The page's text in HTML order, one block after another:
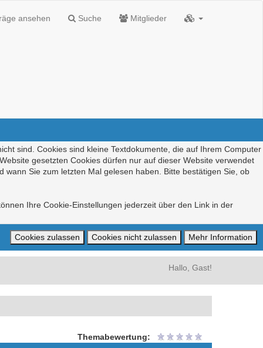
ansehen Suche Mitglieder
sind. Cookies sind kleine Textdokumente, die auf Ihrem Computer
gesetzten Cookies dürfen nur auf dieser Website verwendet
Sie zum letzten Mal gelesen haben. Bitte bestätigen Sie, ob
Ihre Cookie-Einstellungen jederzeit über den Link in der
Hallo, Gast!
Themabewertung: